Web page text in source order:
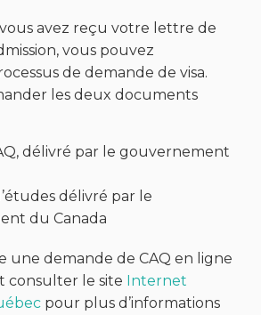
avez reçu votre lettre de
vous pouvez
de demande de visa.
les deux documents
délivré par le gouvernement
délivré par le
du Canada
une demande de CAQ en ligne
consulter le site Internet
pour plus d’informations